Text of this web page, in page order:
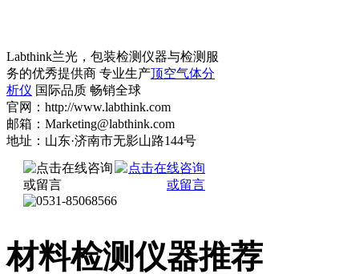
Labthink兰光，包装检测仪器与检测服
务的优秀提供商 专业生产顶空气体分
析仪 国际品质 畅销全球
官网：http://www.labthink.com
邮箱：Marketing@labthink.com
地址：山东·济南市无影山路144号
材料检测仪器推荐